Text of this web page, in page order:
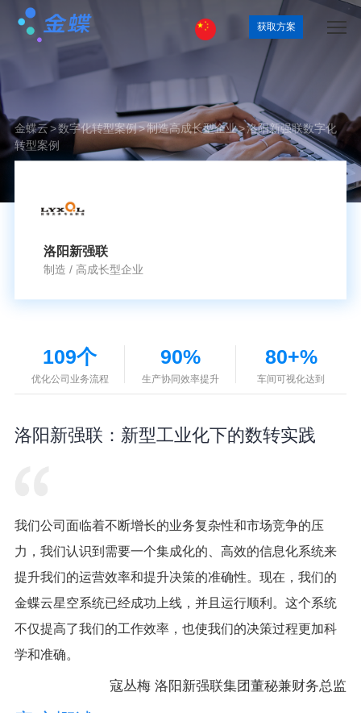
获取方案
金蝶云>数字化转型案例>制造高成长型企业>洛阳新强联数字化
转型案例
洛阳新强联
制造 / 高成长型企业
109个
优化公司业务流程
90%
生产协同效率提升
80+%
车间可视化达到
洛阳新强联：新型工业化下的数转实践
我们公司面临着不断增长的业务复杂性和市场竞争的压
力，我们认识到需要一个集成化的、高效的信息化系统来
提升我们的运营效率和提升决策的准确性。现在，我们的
金蝶云星空系统已经成功上线，并且运行顺利。这个系统
不仅提高了我们的工作效率，也使我们的决策过程更加科
学和准确。
寇丛梅 洛阳新强联集团董秘兼财务总监